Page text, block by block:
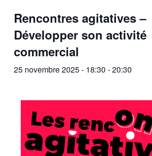
Rencontres agitatives –
Développer son activité
commercial
25 novembre 2025 - 18:30 -20:30